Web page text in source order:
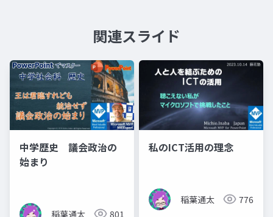
関連スライド
中学歴史 議会政治の
始まり
稲葉通太 801
私のICT活用の理念
稲葉通太 776